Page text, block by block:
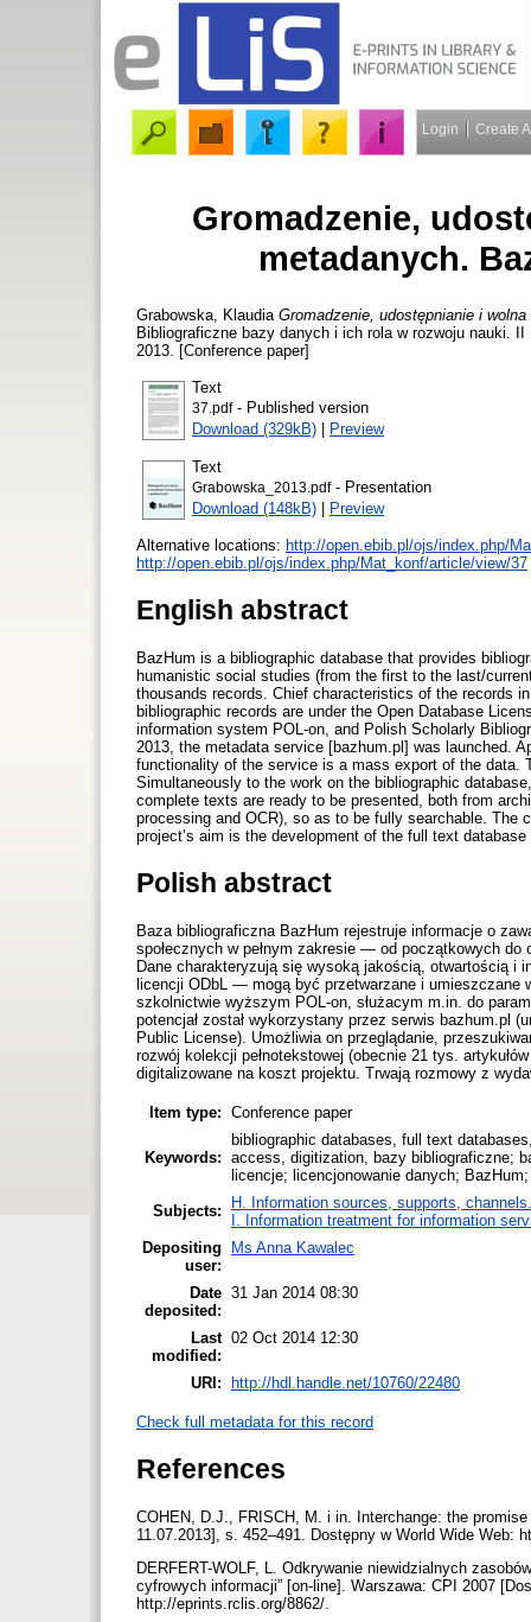
Login Create
Gromadzenie,
metadanych.
Grabowska, Klaudia Gromadzenie, udostępnianie i
Bibliograficzne bazy danych i ich rola w rozwoju nauki.
2013. [Conference paper]
Text
37.pdf- Published version
Download (329kB) | Preview
Text
Grabowska_2013.pdf- Presentation
Download (148kB) | Preview
Alternative locations: http://open.ebib.pl/ojs/index.php/
http://open.ebib.pl/ojs/index.php/Mat_konf/article/view/37
English abstract
BazHum is a bibliographic database that provides
humanistic social studies (from the first to the last/
thousands records. Chief characteristics of the records
bibliographic records are under the Open Database
information system POL-on, and Polish Scholarly
2013, the metadata service [bazhum.pl] was launched.
functionality of the service is a mass export of the data.
Simultaneously to the work on the bibliographic
complete texts are ready to be presented, both from
processing and OCR), so as to be fully searchable.
project’s aim is the development of the full text
Polish abstract
Baza bibliograficzna BazHum rejestruje informacje o
społecznych w pełnym zakresie — od początkowych
Dane charakteryzują się wysoką jakością, otwartością i
licencji ODbL — mogą być przetwarzane i
szkolnictwie wyższym POL-on, służacym m.in. do
potencjał został wykorzystany przez serwis bazhum.pl
Public License). Umożliwia on przeglądanie,
rozwój kolekcji pełnotekstowej (obecnie 21 tys.
digitalizowane na koszt projektu. Trwają rozmowy z
Item type: Conference paper
Keywords:
bibliographic databases, full text
access, digitization, bazy bibliograficzne;
licencje; licencjonowanie danych;
Subjects:
H. Information sources, supports, channels.
I. Information treatment for information
Depositing
user:
Ms Anna Kawalec
Date
deposited:
31 Jan 2014 08:30
Last
modified:
02 Oct 2014 12:30
URI: http://hdl.handle.net/10760/22480
Check full metadata for this record
References
COHEN, D.J., FRISCH, M. i in. Interchange: the
11.07.2013], s. 452–491. Dostępny w World Wide Web:
DERFERT-WOLF, L. Odkrywanie niewidzialnych
cyfrowych informacji” [on-line]. Warszawa: CPI 2007
http://eprints.rclis.org/8862/.